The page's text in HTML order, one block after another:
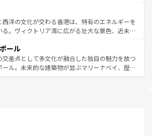
ォーやバインミー、ベトナムコーヒーなどは、ぜ
味わいたい。どの地域を訪れてもあたたかい人々
を迎えてくれるので、きっと忘れられない旅にな
しい。
交差している。北部ではチェンマイなどの山岳地
と触れ合い、南部ではプーケットやクラビの美し
でリゾート気分を楽しむことができる。タイ料理
気候は一年中温暖で、どの季節にも異なる楽しみ
いる。親しみやすいタイの人々、仏教を中心とし
そして多様な観光資源が、訪れる旅人を魅了し続
西洋の文化が交わる香港は、特有のエネルギーを
る。ヴィクトリア湾に広がる壮大な景色、近未来
を訪れても感動するはず。観光スポットが密集し
効率よく見どころを回れるのも魅力。息をのむよ
から文化的な体験まで、香港を存分に楽しみ尽く
ール
交差点として多文化が融合した独自の魅力を放つ
ール。未来的な建築物が並ぶマリーナベイ、歴史
カーズは地元の風情を楽しめる外せないスポット